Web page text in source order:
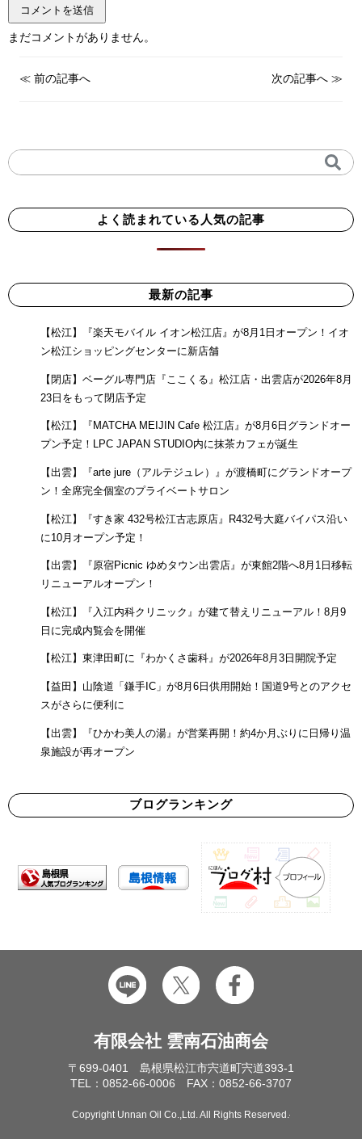
まだコメントがありません。
≪前の記事へ 次の記事へ≫
よく読まれている人気の記事
最新の記事
【松江】『楽天モバイル イオン松江店』が8月1日オープン！イオ
ン松江ショッピングセンターに新店舗
【閉店】ベーグル専門店『ここくる』松江店・出雲店が2026年8月
23日をもって閉店予定
【松江】『MATCHA MEIJIN Cafe 松江店』が8月6日グランドオー
プン予定！LPC JAPAN STUDIO内に抹茶カフェが誕生
【出雲】『arte jure（アルテジュレ）』が渡橋町にグランドオープ
ン！全席完全個室のプライベートサロン
【松江】『すき家 432号松江古志原店』R432号大庭バイパス沿い
に10月オープン予定！
【出雲】『原宿Picnic ゆめタウン出雲店』が東館2階へ8月1日移転
リニューアルオープン！
【松江】『入江内科クリニック』が建て替えリニューアル！8月9
日に完成内覧会を開催
【松江】東津田町に『わかくさ歯科』が2026年8月3日開院予定
【益田】山陰道「鎌手IC」が8月6日供用開始！国道9号とのアクセ
スがさらに便利に
【出雲】『ひかわ美人の湯』が営業再開！約4か月ぶりに日帰り温
泉施設が再オープン
ブログランキング
有限会社 雲南石油商会
〒699-0401 島根県松江市宍道町宍道393-1
TEL：0852-66-0006 FAX：0852-66-3707
Copyright Unnan Oil Co.,Ltd. All Rights Reserved.